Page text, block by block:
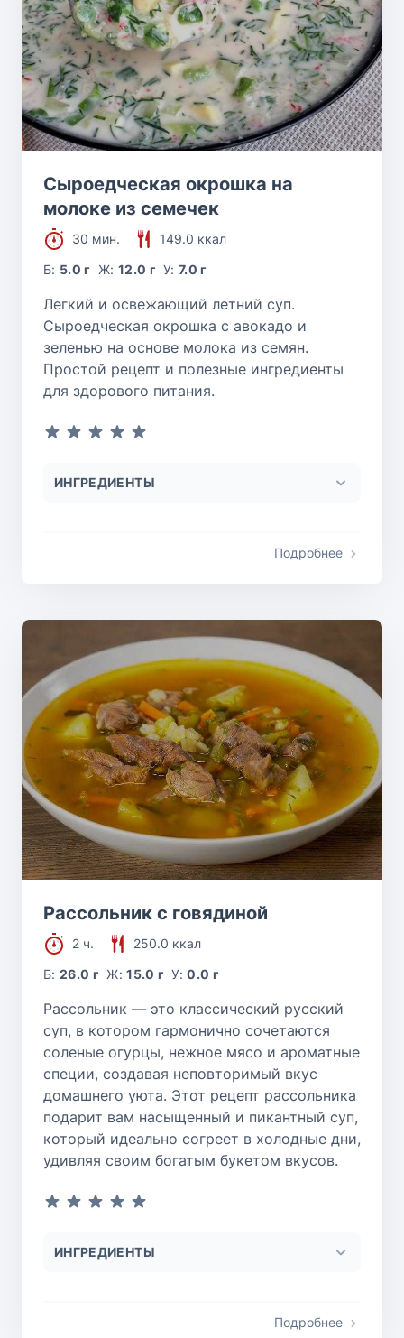
Сыроедческая окрошка на
молоке из семечек
30 мин.
149.0 ккал
Б: 5.0 г Ж: 12.0 г У:7.0 г
Легкий и освежающий летний суп.
Сыроедческая окрошка с авокадо и
зеленью на основе молока из семян.
Простой рецепт и полезные ингредиенты
для здорового питания.
ИНГРЕДИЕНТЫ
Подробнее
Рассольник с говядиной
2 ч.
250.0 ккал
Б:26.0 г Ж:15.0 г У:0.0 г
Рассольник — это классический русский
суп, в котором гармонично сочетаются
соленые огурцы, нежное мясо и ароматные
специи, создавая неповторимый вкус
домашнего уюта. Этот рецепт рассольника
подарит вам насыщенный и пикантный суп,
который идеально согреет в холодные дни,
удивляя своим богатым букетом вкусов.
ИНГРЕДИЕНТЫ
Подробнее